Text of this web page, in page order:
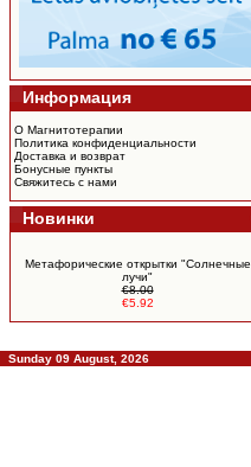
Информация
О Магнитотерапии
Политика конфиденциальности
Доставка и возврат
Бонусные пункты
Свяжитесь с нами
Новинки
Метафорические открытки "Солнечные
лучи"
€8.00
€5.92
Sunday 09 August, 2026